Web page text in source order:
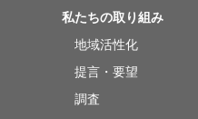
私たちの取り組み
地域活性化
提言・要望
調査